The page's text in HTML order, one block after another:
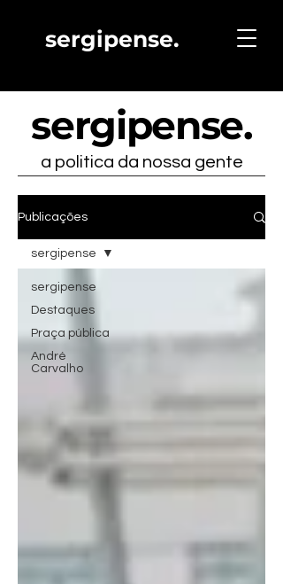
sergipense.
sergipense.
a politica da nossa gente
Publicações
sergipense
Destaques
Praça pública
André
Carvalho
sergipense